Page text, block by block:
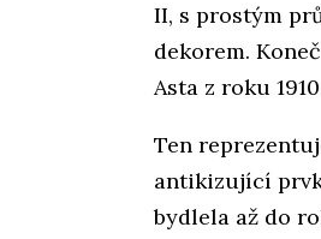
II, s prostým
dekorem.
Asta z roku
Ten
antikizující
bydlela až do